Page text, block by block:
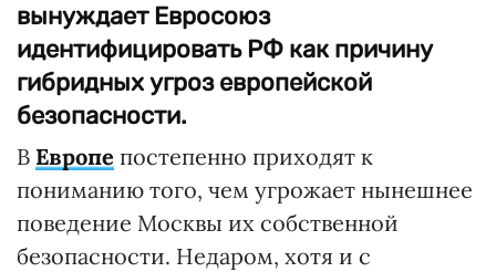
вынуждает Евросоюз
идентифицировать РФ как причину
гибридных угроз европейской
безопасности.
В Европе постепенно приходят к
пониманию того, чем угрожает нынешнее
поведение Москвы их собственной
безопасности. Недаром, хотя и с